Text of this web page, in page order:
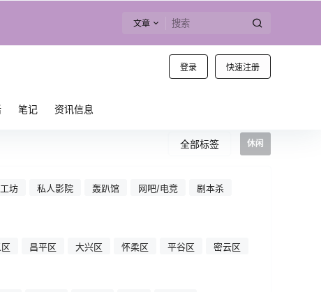
文章
登录 快速注册
笔记 资讯信息
全部标签 休闲
坊 私人影院 轰趴馆 网吧/电竞 剧本杀
昌平区 大兴区 怀柔区 平谷区 密云区